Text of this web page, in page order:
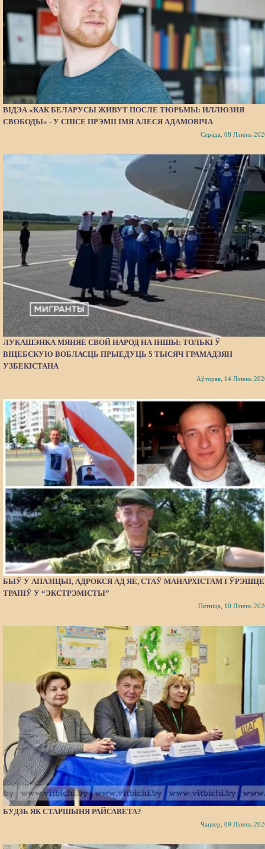
ВІДЭА «КАК БЕЛАРУСЫ ЖИВУТ ПОСЛЕ ТЮРЬМЫ: ИЛЛЮЗИЯ
СВОБОДЫ» - У СПІСЕ ПРЭМІІ ІМЯ АЛЕСЯ АДАМОВІЧА
Серада, 08 Ліпень
ЛУКАШЭНКА МЯНЯЕ СВОЙ НАРОД НА ІНШЫ: ТОЛЬКІ Ў
ВІЦЕБСКУЮ ВОБЛАСЦЬ ПРЫЕДУЦЬ 5 ТЫСЯЧ ГРАМАДЗЯН
УЗБЕКІСТАНА
Аўторак, 14 Ліпень
БЫЎ У АПАЗІЦЫІ, АДРОКСЯ АД ЯЕ, СТАЎ МАНАРХІСТАМ І ЎРЭШЦЕ
ТРАПІЎ У “ЭКСТРЭМІСТЫ”
Пятніца, 10 Ліпень
БУДЗЬ ЯК СТАРШЫНЯ РАЙСАВЕТА?
Чацвер, 09 Ліпень